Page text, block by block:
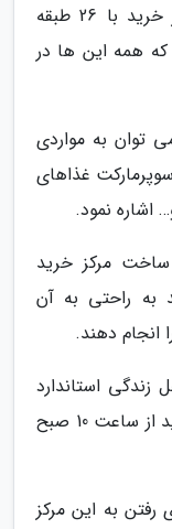
شود. 37000 متر مربع، محیط این مرکز خرید با 26 طبقه
که همه این ها در
توان به مواردی
ورزشی، سوپرمارکت غذاهای
اشاره نمود.
مرکز خرید
به راحتی به آن
دهند.
استاندارد
هم یاد می شود. همه روزه این مرکز خرید از ساعت 10 صبح
راه های رفتن به این مرکز